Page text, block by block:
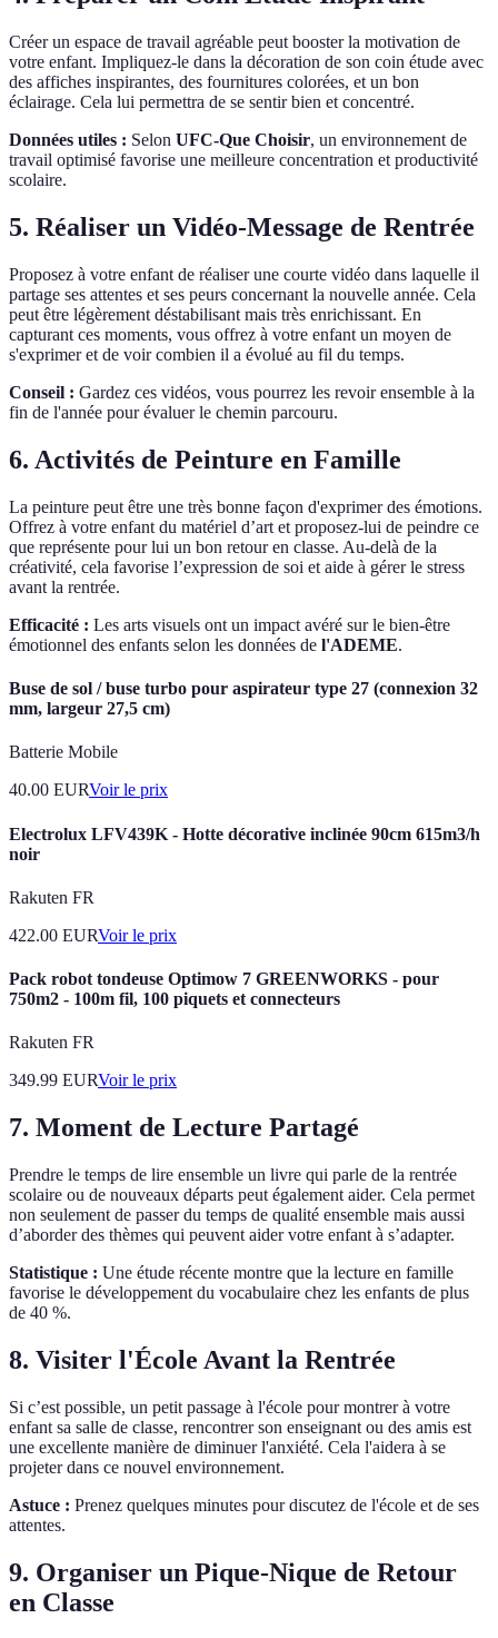
Créer un espace de travail agréable peut booster la motivation de
votre enfant. Impliquez-le dans la décoration de son coin étude avec
des affiches inspirantes, des fournitures colorées, et un bon
éclairage. Cela lui permettra de se sentir bien et concentré.
Données utiles : Selon UFC-Que Choisir, un environnement de
travail optimisé favorise une meilleure concentration et productivité
scolaire.
5. Réaliser un Vidéo-Message de Rentrée
Proposez à votre enfant de réaliser une courte vidéo dans laquelle il
partage ses attentes et ses peurs concernant la nouvelle année. Cela
peut être légèrement déstabilisant mais très enrichissant. En
capturant ces moments, vous offrez à votre enfant un moyen de
s'exprimer et de voir combien il a évolué au fil du temps.
Conseil : Gardez ces vidéos, vous pourrez les revoir ensemble à la
fin de l'année pour évaluer le chemin parcouru.
6. Activités de Peinture en Famille
La peinture peut être une très bonne façon d'exprimer des émotions.
Offrez à votre enfant du matériel d’art et proposez-lui de peindre ce
que représente pour lui un bon retour en classe. Au-delà de la
créativité, cela favorise l’expression de soi et aide à gérer le stress
avant la rentrée.
Efficacité : Les arts visuels ont un impact avéré sur le bien-être
émotionnel des enfants selon les données de l'ADEME.
Buse de sol / buse turbo pour aspirateur type 27 (connexion 32
mm, largeur 27,5 cm)
Batterie Mobile
40.00 EURVoir le prix
Electrolux LFV439K - Hotte décorative inclinée 90cm 615m3/h
noir
Rakuten FR
422.00 EURVoir le prix
Pack robot tondeuse Optimow 7 GREENWORKS - pour
750m2 - 100m fil, 100 piquets et connecteurs
Rakuten FR
349.99 EURVoir le prix
7. Moment de Lecture Partagé
Prendre le temps de lire ensemble un livre qui parle de la rentrée
scolaire ou de nouveaux départs peut également aider. Cela permet
non seulement de passer du temps de qualité ensemble mais aussi
d’aborder des thèmes qui peuvent aider votre enfant à s’adapter.
Statistique : Une étude récente montre que la lecture en famille
favorise le développement du vocabulaire chez les enfants de plus
de 40 %.
8. Visiter l'École Avant la Rentrée
Si c’est possible, un petit passage à l'école pour montrer à votre
enfant sa salle de classe, rencontrer son enseignant ou des amis est
une excellente manière de diminuer l'anxiété. Cela l'aidera à se
projeter dans ce nouvel environnement.
Astuce : Prenez quelques minutes pour discutez de l'école et de ses
attentes.
9. Organiser un Pique-Nique de Retour
en Classe